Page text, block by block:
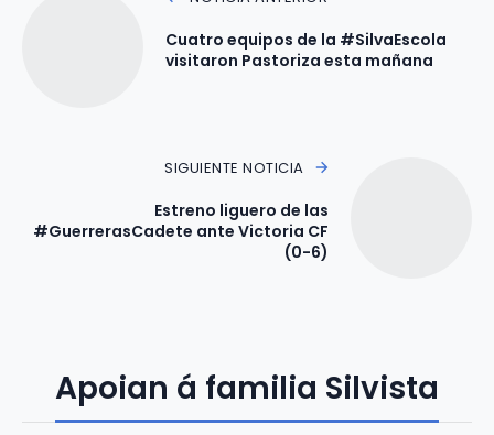
Cuatro equipos de la #SilvaEscola
visitaron Pastoriza esta mañana
SIGUIENTE NOTICIA
Estreno liguero de las
#GuerrerasCadete ante Victoria CF
(0-6)
Apoian á familia Silvista